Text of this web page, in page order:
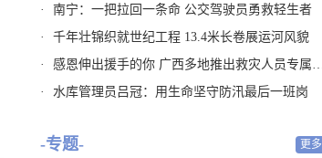
·
南宁：一把拉回一条命 公交驾驶员勇救轻生者
·
千年壮锦织就世纪工程 13.4米长卷展运河风貌
·
感恩伸出援手的你 广西多地推出救灾人员专属福利
·
水库管理员吕冠：用生命坚守防汛最后一班岗
-专题- 更多